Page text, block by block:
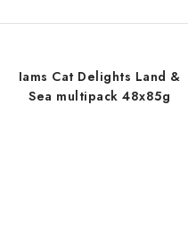
Iams Cat Delights Land &
Sea multipack 48x85g